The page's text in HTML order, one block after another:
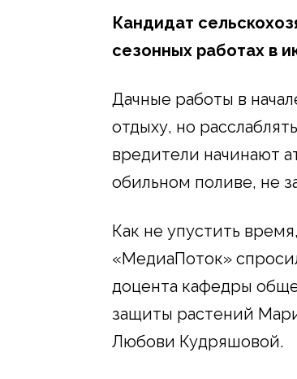
Кандидат
сезонных работах в
Дачные работы в
отдыху, но
вредители начинают
обильном поливе, не
Как не упустить
«МедиаПоток»
доцента кафедры
защиты растений
Любови Кудряшовой.